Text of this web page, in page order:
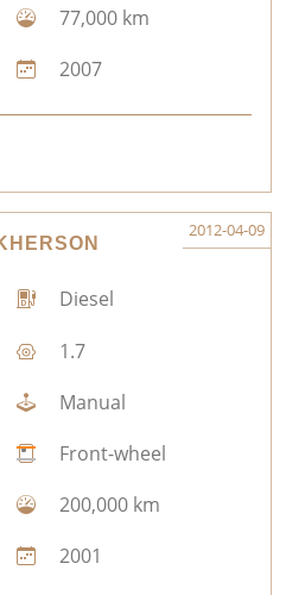
77,000 km
2007
2012-04-09
Diesel
1.7
Manual
Front-wheel
200,000 km
2001